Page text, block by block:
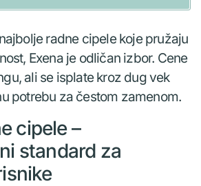
radne cipele koje pružaju
Exena je odličan izbor. Cene
ali se isplate kroz dug vek
potrebu za čestom zamenom.
cipele –
standard za